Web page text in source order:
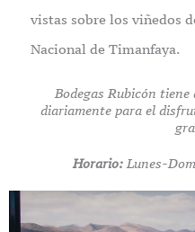
vistas sobre los viñedos
Nacional de Timanfaya.
Bodegas Rubicón
diariamente para el
Horario:Lunes-